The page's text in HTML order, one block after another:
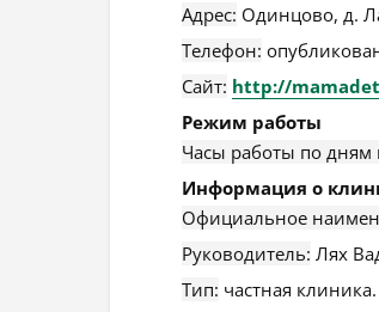
Адрес: Одинцово, д.
Телефон:
Сайт: http://
Режим работы
Часы работы по дням
Информация о
Официальное
Руководитель: Лях
Тип: частная клиника.